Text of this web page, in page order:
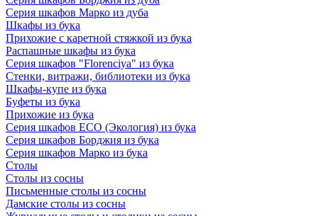
Серия шкафов Марко из дуба
Шкафы из бука
Прихожие с каретной стяжкой из бука
Распашные шкафы из бука
Серия шкафов "Florenciya" из бука
Стенки, витражи, библиотеки из бука
Шкафы-купе из бука
Буфеты из бука
Прихожие из бука
Серия шкафов ECO (Экология) из бука
Серия шкафов Борджия из бука
Серия шкафов Марко из бука
Столы
Столы из сосны
Письменные столы из сосны
Дамские столы из сосны